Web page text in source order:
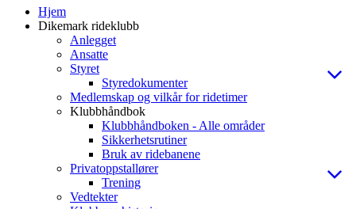
Hjem
Dikemark rideklubb
Anlegget
Ansatte
Styret
Styredokumenter
Medlemskap og vilkår for ridetimer
Klubbhåndbok
Klubbhåndboken - Alle områder
Sikkerhetsrutiner
Bruk av ridebanene
Privatoppstallører
Trening
Vedtekter